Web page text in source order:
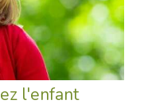
l'enfant